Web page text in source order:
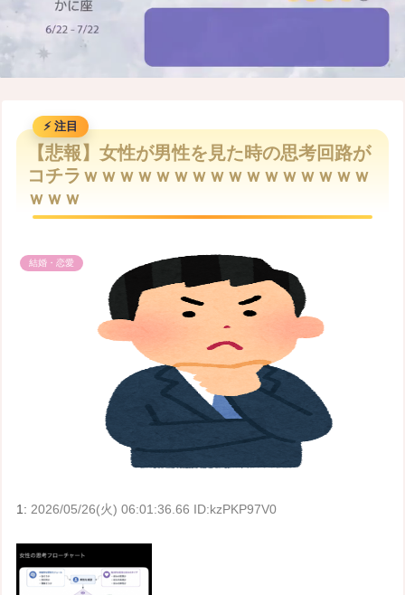
M
u
t
e
【悲報】女性が男性を見た時の思考回路が
コチラｗｗｗｗｗｗｗｗｗｗｗｗｗｗｗｗ
ｗｗｗ
結婚・恋愛
1: 2026/05/26(火) 06:01:36.66 ID:kzPKP97V0